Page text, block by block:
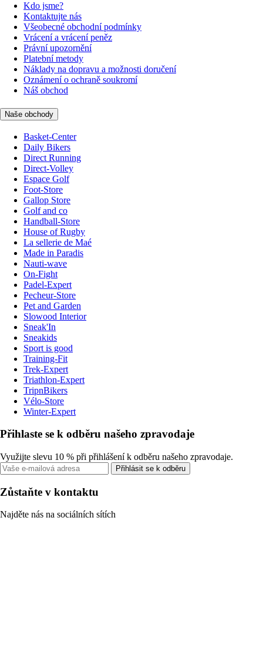
Kdo jsme?
Kontaktujte nás
Všeobecné obchodní podmínky
Vrácení a vrácení peněz
Právní upozornění
Platební metody
Náklady na dopravu a možnosti doručení
Oznámení o ochraně soukromí
Náš obchod
Naše obchody
Basket-Center
Daily Bikers
Direct Running
Direct-Volley
Espace Golf
Foot-Store
Gallop Store
Golf and co
Handball-Store
House of Rugby
La sellerie de Maé
Made in Paradis
Nauti-wave
On-Fight
Padel-Expert
Pecheur-Store
Pet and Garden
Slowood Interior
Sneak'In
Sneakids
Sport is good
Training-Fit
Trek-Expert
Triathlon-Expert
TripnBikers
Vélo-Store
Winter-Expert
Přihlaste se k odběru našeho zpravodaje
Využijte slevu 10 % při přihlášení k odběru našeho zpravodaje.
Přihlásit se k odběru
Zůstaňte v kontaktu
Najděte nás na sociálních sítích